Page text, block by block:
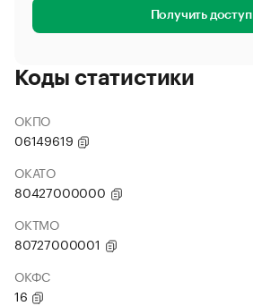
Получить доступ
Коды статистики
ОКПО
06149619
ОКАТО
80427000000
ОКТМО
80727000001
ОКФС
16